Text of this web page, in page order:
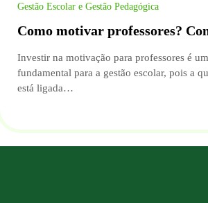
Gestão Escolar e Gestão Pedagógica
Como motivar professores?
Investir na motivação para professores é
fundamental para a gestão escolar, pois a
está ligada…